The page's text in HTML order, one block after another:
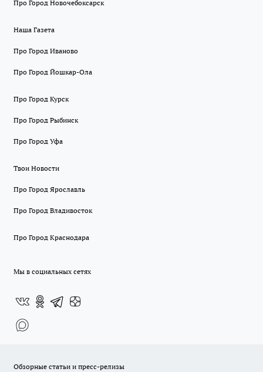
Про Город Новочебоксарск
Наша Газета
Про Город Иваново
Про Город Йошкар-Ола
Про Город Курск
Про Город Рыбинск
Про Город Уфа
Твои Новости
Про Город Ярославль
Про Город Владивосток
Про Город Краснодара
Мы в социальных сетях
Обзорные статьи и пресс-релизы